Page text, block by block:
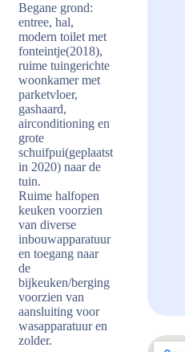
Begane grond:
entree, hal,
modern toilet met
fonteintje(2018),
ruime tuingerichte
woonkamer met
parketvloer,
gashaard,
airconditioning en
grote
schuifpui(geplaatst
in 2020) naar de
tuin.
Ruime halfopen
keuken voorzien
van diverse
inbouwapparatuur
en toegang naar
de
bijkeuken/berging
voorzien van
aansluiting voor
wasapparatuur en
zolder.